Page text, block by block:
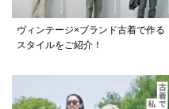
ヴィンテージ×ブランド古着で作る
スタイルをご紹介！